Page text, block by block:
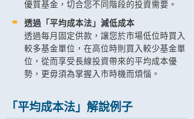
優質基金，切合您不同階段的投資需要。
透過「平均成本法」減低成本
透過每月固定供款，讓您於市場低位時買入
較多基金單位，在高位時則買入較少基金單
位，從而享受長線投資帶來的平均成本優
勢，更毋須為掌握入市時機而煩惱。
「平均成本法」解說例子